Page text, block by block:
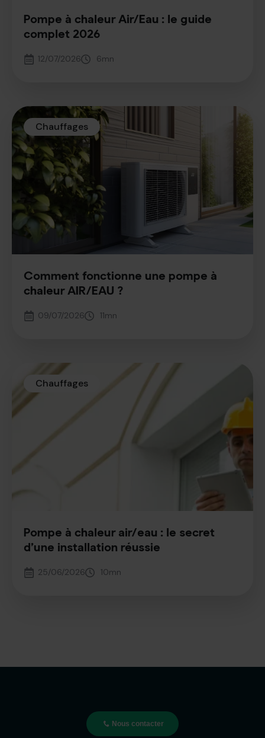
Pompe à chaleur Air/Eau : le guide
complet 2026
12/07/2026 6mn
Chauffages
Comment fonctionne une pompe à
chaleur AIR/EAU ?
09/07/2026 11mn
Chauffages
Pompe à chaleur air/eau : le secret
d’une installation réussie
25/06/2026 10mn
Nous contacter